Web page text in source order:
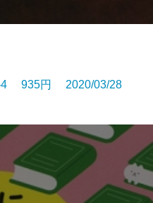
4 935円 2020/03/28